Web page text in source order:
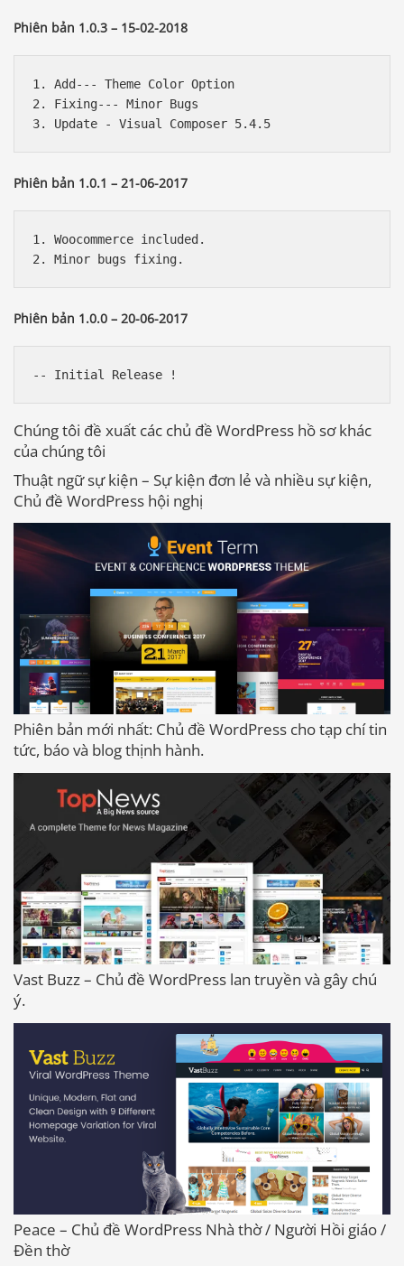
Phiên bản 1.0.3 – 15-02-2018
1. Add--- Theme Color Option
2. Fixing--- Minor Bugs
Phiên bản 1.0.1 – 21-06-2017
1. Woocommerce included.
Phiên bản 1.0.0 – 20-06-2017
Chúng tôi đề xuất các chủ đề WordPress hồ sơ khác
của chúng tôi
Thuật ngữ sự kiện – Sự kiện đơn lẻ và nhiều sự kiện,
Chủ đề WordPress hội nghị
Phiên bản mới nhất: Chủ đề WordPress cho tạp chí tin
tức, báo và blog thịnh hành.
Vast Buzz – Chủ đề WordPress lan truyền và gây chú
ý.
Peace – Chủ đề WordPress Nhà thờ / Người Hồi giáo /
Đền thờ